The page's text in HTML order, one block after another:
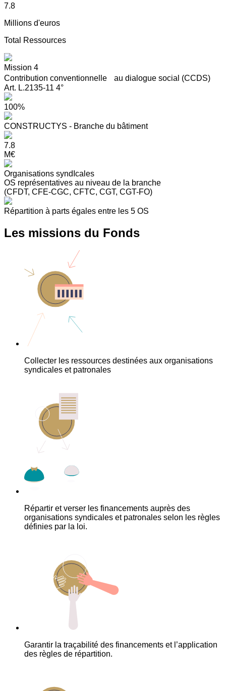
7.8
Millions d'euros
Total Ressources
Mission 4
Contribution conventionnelle au dialogue social (CCDS)
Art. L.2135-11 4°
100%
CONSTRUCTYS - Branche du bâtiment
7.8
M€
Organisations syndIcales
OS représentatives au niveau de la branche
(CFDT, CFE-CGC, CFTC, CGT, CGT-FO)
Répartition à parts égales entre les 5 OS
Les missions du Fonds
Collecter les ressources destinées aux organisations
syndicales et patronales
Répartir et verser les financements auprès des
organisations syndicales et patronales selon les règles
définies par la loi.
Garantir la traçabilité des financements et l’application
des règles de répartition.